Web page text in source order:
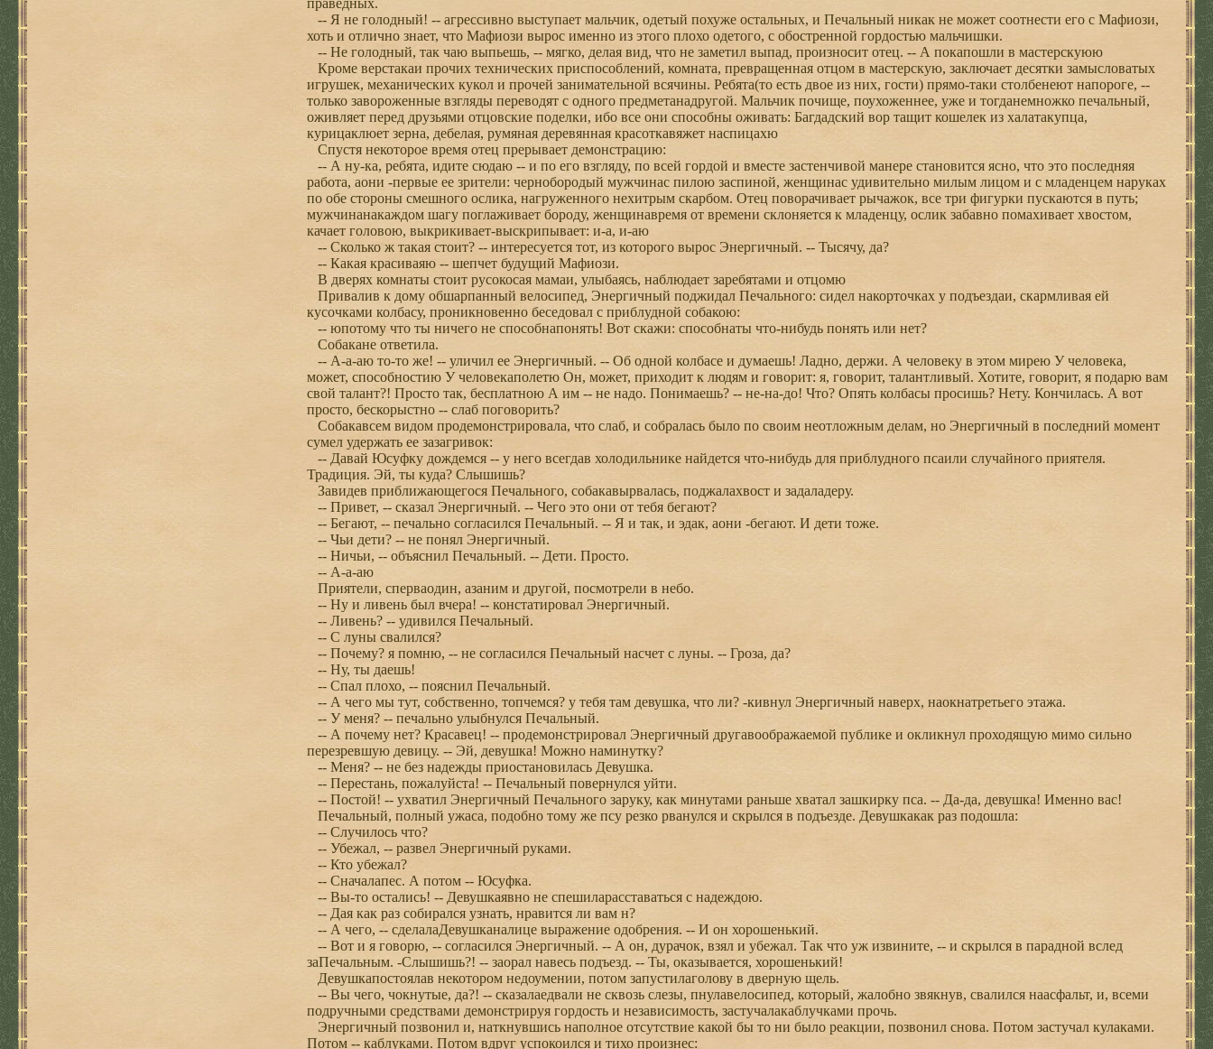
праведных.
-- Я не голодный! -- агрессивно выступает мальчик, одетый похуже остальных, и Печальный никак не может соотнести его с Мафиози,
хоть и отлично знает, что Мафиози вырос именно из этого плохо одетого, с обостренной гордостью мальчишки.
-- Не голодный, так чаю выпьешь, -- мягко, делая вид, что не заметил выпад, произносит отец. -- А покапошли в мастерскуюю
Кроме верстакаи прочих технических приспособлений, комната, превращенная отцом в мастерскую, заключает десятки замысловатых
игрушек, механических кукол и прочей занимательной всячины. Ребята(то есть двое из них, гости) прямо-таки столбенеют напороге, --
только завороженные взгляды переводят с одного предметанадругой. Мальчик почище, поухоженнее, уже и тогданемножко печальный,
оживляет перед друзьями отцовские поделки, ибо все они способны оживать: Багдадский вор тащит кошелек из халатакупца,
курицаклюет зерна, дебелая, румяная деревянная красоткавяжет наспицахю
Спустя некоторое время отец прерывает демонстрацию:
-- А ну-ка, ребята, идите сюдаю -- и по его взгляду, по всей гордой и вместе застенчивой манере становится ясно, что это последняя
работа, аони -первые ее зрители: чернобородый мужчинас пилою заспиной, женщинас удивительно милым лицом и с младенцем наруках
по обе стороны смешного ослика, нагруженного нехитрым скарбом. Отец поворачивает рычажок, все три фигурки пускаются в путь;
мужчинанакаждом шагу поглаживает бороду, женщинавремя от времени склоняется к младенцу, ослик забавно помахивает хвостом,
качает головою, выкрикивает-выскрипывает: и-а, и-аю
-- Сколько ж такая стоит? -- интересуется тот, из которого вырос Энергичный. -- Тысячу, да?
-- Какая красиваяю -- шепчет будущий Мафиози.
В дверях комнаты стоит русокосая мамаи, улыбаясь, наблюдает заребятами и отцомю
Привалив к дому обшарпанный велосипед, Энергичный поджидал Печального: сидел накорточках у подъездаи, скармливая ей
кусочками колбасу, проникновенно беседовал с приблудной собакою:
-- юпотому что ты ничего не способнапонять! Вот скажи: способнаты что-нибудь понять или нет?
Собакане ответила.
-- А-а-аю то-то же! -- уличил ее Энергичный. -- Об одной колбасе и думаешь! Ладно, держи. А человеку в этом мирею У человека,
может, способностию У человекаполетю Он, может, приходит к людям и говорит: я, говорит, талантливый. Хотите, говорит, я подарю вам
свой талант?! Просто так, бесплатною А им -- не надо. Понимаешь? -- не-на-до! Что? Опять колбасы просишь? Нету. Кончилась. А вот
просто, бескорыстно -- слаб поговорить?
Собакавсем видом продемонстрировала, что слаб, и собралась было по своим неотложным делам, но Энергичный в последний момент
сумел удержать ее зазагривок:
-- Давай Юсуфку дождемся -- у него всегдав холодильнике найдется что-нибудь для приблудного псаили случайного приятеля.
Традиция. Эй, ты куда? Слышишь?
Завидев приближающегося Печального, собакавырвалась, поджалахвост и задаладеру.
-- Привет, -- сказал Энергичный. -- Чего это они от тебя бегают?
-- Бегают, -- печально согласился Печальный. -- Я и так, и эдак, аони -бегают. И дети тоже.
-- Чьи дети? -- не понял Энергичный.
-- Ничьи, -- объяснил Печальный. -- Дети. Просто.
-- А-а-аю
Приятели, сперваодин, азаним и другой, посмотрели в небо.
-- Ну и ливень был вчера! -- констатировал Энергичный.
-- Ливень? -- удивился Печальный.
-- С луны свалился?
-- Почему? я помню, -- не согласился Печальный насчет с луны. -- Гроза, да?
-- Ну, ты даешь!
-- Спал плохо, -- пояснил Печальный.
-- А чего мы тут, собственно, топчемся? у тебя там девушка, что ли? -кивнул Энергичный наверх, наокнатретьего этажа.
-- У меня? -- печально улыбнулся Печальный.
-- А почему нет? Красавец! -- продемонстрировал Энергичный другавоображаемой публике и окликнул проходящую мимо сильно
перезревшую девицу. -- Эй, девушка! Можно наминутку?
-- Меня? -- не без надежды приостановилась Девушка.
-- Перестань, пожалуйста! -- Печальный повернулся уйти.
-- Постой! -- ухватил Энергичный Печального заруку, как минутами раньше хватал зашкирку пса. -- Да-да, девушка! Именно вас!
Печальный, полный ужаса, подобно тому же псу резко рванулся и скрылся в подъезде. Девушкакак раз подошла:
-- Случилось что?
-- Убежал, -- развел Энергичный руками.
-- Кто убежал?
-- Сначалапес. А потом -- Юсуфка.
-- Вы-то остались! -- Девушкаявно не спешиларасставаться с надеждою.
-- Дая как раз собирался узнать, нравится ли вам н?
-- А чего, -- сделалаДевушканалице выражение одобрения. -- И он хорошенький.
-- Вот и я говорю, -- согласился Энергичный. -- А он, дурачок, взял и убежал. Так что уж извините, -- и скрылся в парадной вслед
заПечальным. -Слышишь?! -- заорал навесь подъезд. -- Ты, оказывается, хорошенький!
Девушкапостоялав некотором недоумении, потом запустилаголову в дверную щель.
-- Вы чего, чокнутые, да?! -- сказалаедвали не сквозь слезы, пнулавелосипед, который, жалобно звякнув, свалился наасфальт, и, всеми
подручными средствами демонстрируя гордость и независимость, застучалакаблучками прочь.
Энергичный позвонил и, наткнувшись наполное отсутствие какой бы то ни было реакции, позвонил снова. Потом застучал кулаками.
Потом -- каблуками. Потом вдруг успокоился и тихо произнес: